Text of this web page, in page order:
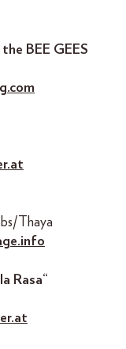
BEE GEES
Thaya
Rasa“